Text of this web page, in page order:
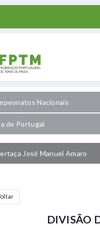
Nacionais
de Portugal
José Manuel Amaro
DIVISÃO